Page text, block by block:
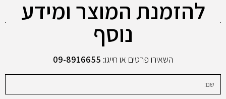
להזמנת המוצר ומידע
נוסף
השאירו פרטים או חייגו: 09-8916655